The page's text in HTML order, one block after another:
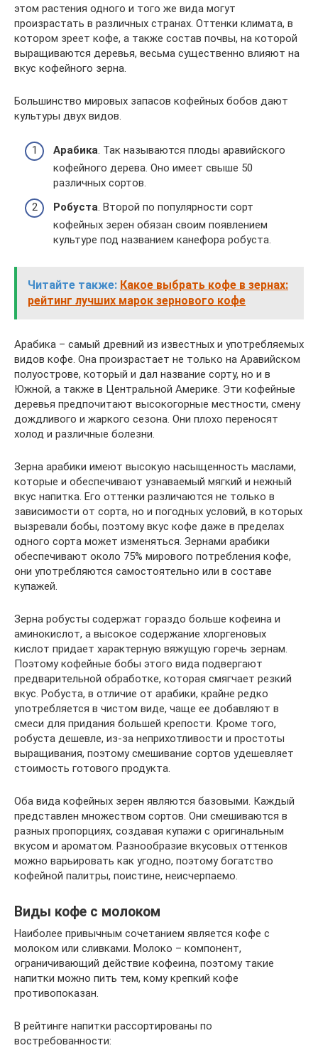
этом растения одного и того же вида могут
произрастать в различных странах. Оттенки климата, в
котором зреет кофе, а также состав почвы, на которой
выращиваются деревья, весьма существенно влияют на
вкус кофейного зерна.
Большинство мировых запасов кофейных бобов дают
культуры двух видов.
Арабика. Так называются плоды аравийского
кофейного дерева. Оно имеет свыше 50
различных сортов.
Робуста . Второй по популярности сорт
кофейных зерен обязан своим появлением
культуре под названием канефора робуста.
Читайте также: Какое выбрать кофе в зернах:
рейтинг лучших марок зернового кофе
Арабика – самый древний из известных и употребляемых
видов кофе. Она произрастает не только на Аравийском
полуострове, который и дал название сорту, но и в
Южной, а также в Центральной Америке. Эти кофейные
деревья предпочитают высокогорные местности, смену
дождливого и жаркого сезона. Они плохо переносят
холод и различные болезни.
Зерна арабики имеют высокую насыщенность маслами,
которые и обеспечивают узнаваемый мягкий и нежный
вкус напитка. Его оттенки различаются не только в
зависимости от сорта, но и погодных условий, в которых
вызревали бобы, поэтому вкус кофе даже в пределах
одного сорта может изменяться. Зернами арабики
обеспечивают около 75% мирового потребления кофе,
они употребляются самостоятельно или в составе
купажей.
Зерна робусты содержат гораздо больше кофеина и
аминокислот, а высокое содержание хлоргеновых
кислот придает характерную вяжущую горечь зернам.
Поэтому кофейные бобы этого вида подвергают
предварительной обработке, которая смягчает резкий
вкус. Робуста, в отличие от арабики, крайне редко
употребляется в чистом виде, чаще ее добавляют в
смеси для придания большей крепости. Кроме того,
робуста дешевле, из-за неприхотливости и простоты
выращивания, поэтому смешивание сортов удешевляет
стоимость готового продукта.
Оба вида кофейных зерен являются базовыми. Каждый
представлен множеством сортов. Они смешиваются в
разных пропорциях, создавая купажи с оригинальным
вкусом и ароматом. Разнообразие вкусовых оттенков
можно варьировать как угодно, поэтому богатство
кофейной палитры, поистине, неисчерпаемо.
Виды кофе с молоком
Наиболее привычным сочетанием является кофе с
молоком или сливками. Молоко – компонент,
ограничивающий действие кофеина, поэтому такие
напитки можно пить тем, кому крепкий кофе
противопоказан.
В рейтинге напитки рассортированы по
востребованности: